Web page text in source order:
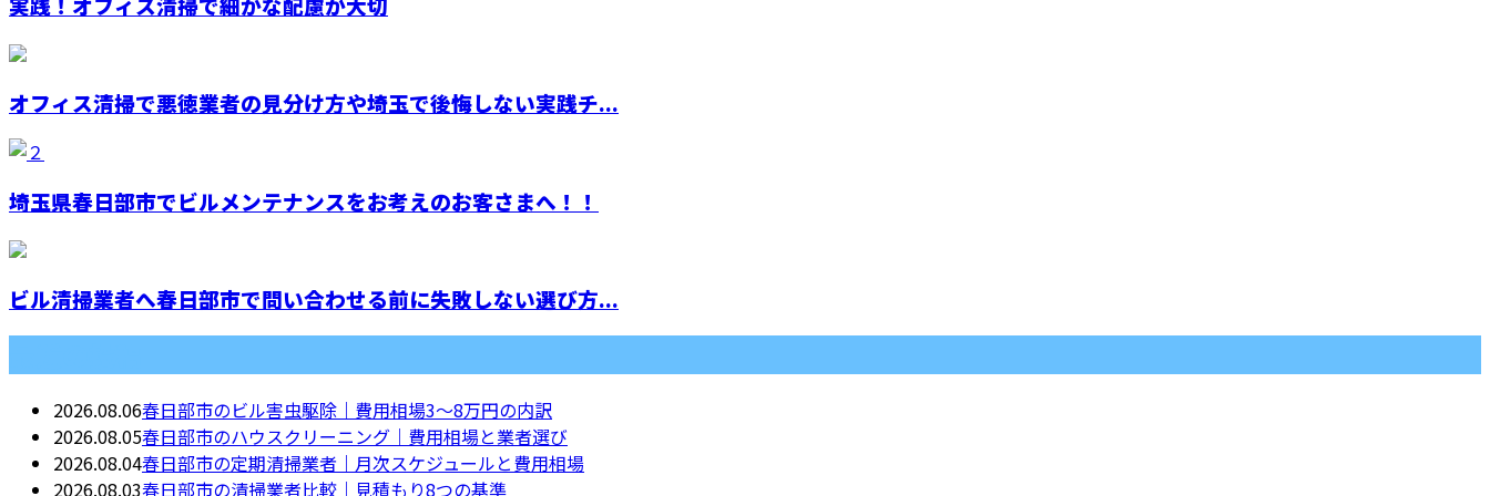
オフィス清掃で悪徳業者の見分け方や埼玉で後悔しない実践チ...
埼玉県春日部市でビルメンテナンスをお考えのお客さまへ！！
ビル清掃業者へ春日部市で問い合わせる前に失敗しない選び方...
2026.08.06春日部市のビル害虫駆除｜費用相場3〜8万円の内訳
2026.08.05春日部市のハウスクリーニング｜費用相場と業者選び
2026.08.04春日部市の定期清掃業者｜月次スケジュールと費用相場
2026.08.03春日部市の清掃業者比較｜見積もり8つの基準